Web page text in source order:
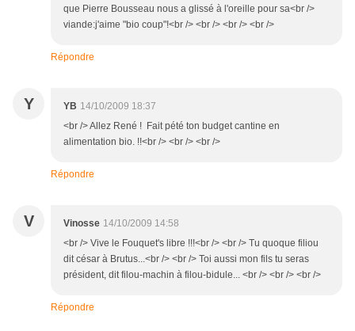
que Pierre Bousseau nous a glissé à l'oreille pour sa<br />
viande:j'aime "bio coup"!<br /> <br /> <br /> <br />
Répondre
Y YB 14/10/2009 18:37
<br /> Allez René ! Fait pété ton budget cantine en
alimentation bio. !!<br /> <br /> <br />
Répondre
V Vinosse 14/10/2009 14:58
<br /> Vive le Fouquet's libre !!!<br /> <br /> Tu quoque filiou
dit césar à Brutus...<br /> <br /> Toi aussi mon fils tu seras
président, dit filou-machin à filou-bidule... <br /> <br /> <br />
Répondre